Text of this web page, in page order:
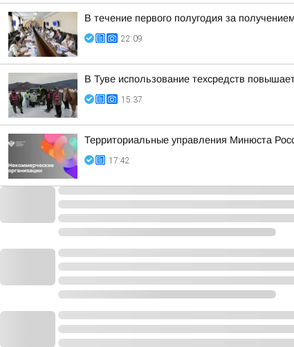
В течение первого полугодия за
22:09
В Туве использование техсредств
15:37
Территориальные управления Минюста
17:42